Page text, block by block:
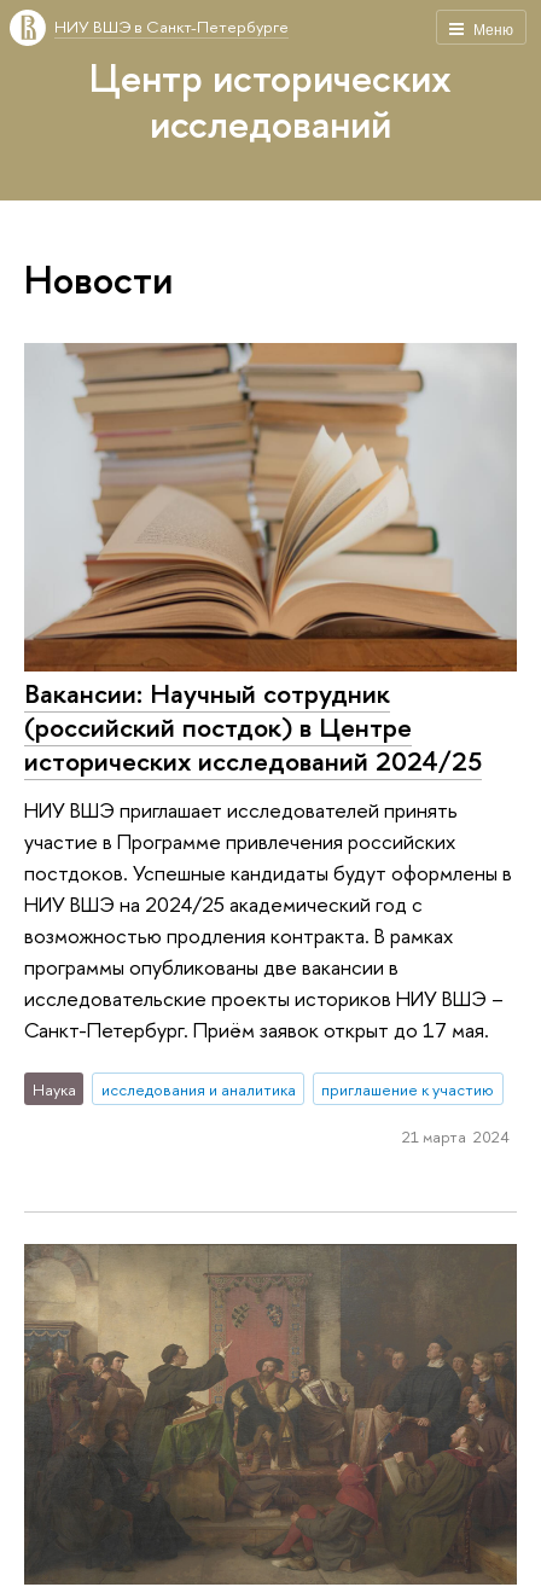
Меню
НИУ ВШЭ в Санкт-Петербурге
Центр исторических
исследований
Новости
Вакансии: Научный сотрудник
(российский постдок) в Центре
исторических исследований 2024/25
НИУ ВШЭ приглашает исследователей принять
участие в Программе привлечения российских
постдоков. Успешные кандидаты будут оформлены в
НИУ ВШЭ на 2024/25 академический год с
возможностью продления контракта. В рамках
программы опубликованы две вакансии в
исследовательские проекты историков НИУ ВШЭ –
Санкт-Петербург. Приём заявок открыт до 17 мая.
Наука исследования и аналитика приглашение к участию
21 марта 2024